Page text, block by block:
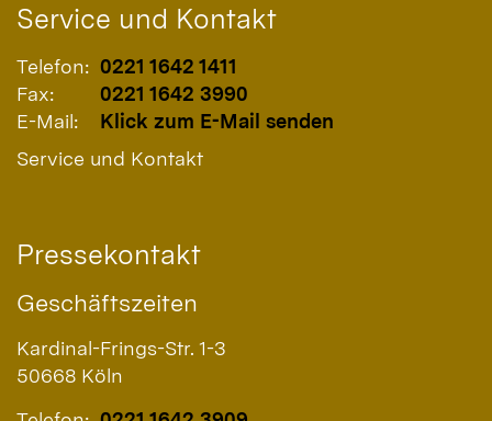
Service und Kontakt
Telefon: 0221 1642 1411
Fax:
0221 1642 3990
E-Mail:
Klick zum E-Mail senden
Service und Kontakt
Pressekontakt
Geschäftszeiten
Kardinal-Frings-Str. 1-3
50668 Köln